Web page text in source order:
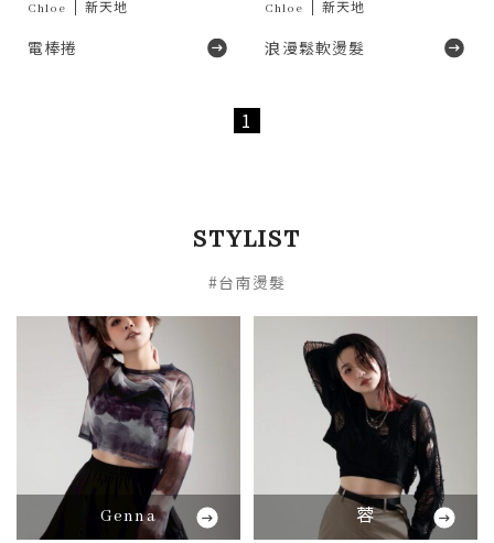
Chloe 新天地
電棒捲
Chloe 新天地
浪漫鬆軟燙髮
1
STYLIST
#台南燙髮
Genna 蓉